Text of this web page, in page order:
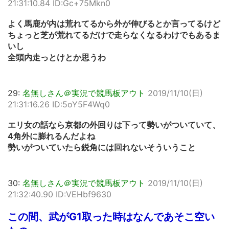
21:31:10.84 ID:Gc+75Mkn0
よく馬鹿が内は荒れてるから外が伸びるとか言ってるけど
ちょっと芝が荒れてるだけで走らなくなるわけでもあるま
いし
全頭内走っとけとか思うわ
29: 名無しさん＠実況で競馬板アウト 2019/11/10(日)
21:31:16.26 ID:5oY5F4Wq0
エリ女の話なら京都の外回りは下って勢いがついていて、
4角外に膨れるんだよね
勢いがついていたら鋭角には回れないそういうこと
30: 名無しさん＠実況で競馬板アウト 2019/11/10(日)
21:32:40.90 ID:VEHbf9630
この間、武がG1取った時はなんであそこ空い